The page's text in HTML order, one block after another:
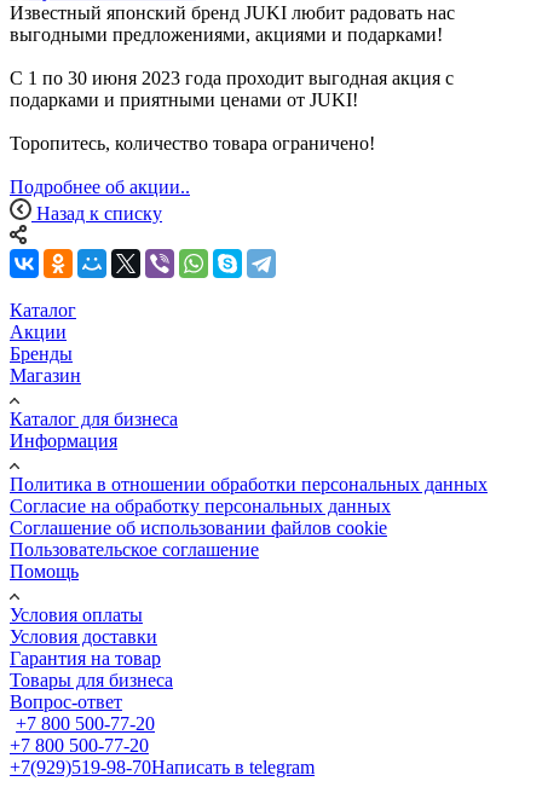
Известный японский бренд JUKI любит радовать нас
выгодными предложениями, акциями и подарками!
С 1 по 30 июня 2023 года проходит выгодная акция с
подарками и приятными ценами от JUKI!
Торопитесь, количество товара ограничено!
Подробнее об акции..
Назад к списку
Каталог
Акции
Бренды
Магазин
Каталог для бизнеса
Информация
Политика в отношении обработки персональных данных
Cогласие на обработку персональных данных
Cоглашение об использовании файлов cookie
Пользовательское соглашение
Помощь
Условия оплаты
Условия доставки
Гарантия на товар
Товары для бизнеса
Вопрос-ответ
+7 800 500-77-20
+7 800 500-77-20
+7(929)519-98-70Написать в telegram